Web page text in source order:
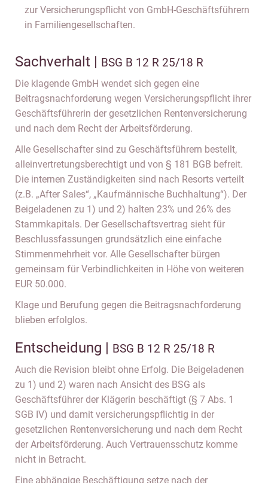
zur Versicherungspflicht von GmbH-Geschäftsführern
in Familiengesellschaften.
Sachverhalt | BSG B 12 R 25/18 R
Die klagende GmbH wendet sich gegen eine
Beitragsnachforderung wegen Versicherungspflicht ihrer
Geschäftsführerin der gesetzlichen Rentenversicherung
und nach dem Recht der Arbeitsförderung.
Alle Gesellschafter sind zu Geschäftsführern bestellt,
alleinvertretungsberechtigt und von § 181 BGB befreit.
Die internen Zuständigkeiten sind nach Resorts verteilt
(z.B. „After Sales“, „Kaufmännische Buchhaltung“). Der
Beigeladenen zu 1) und 2) halten 23% und 26% des
Stammkapitals. Der Gesellschaftsvertrag sieht für
Beschlussfassungen grundsätzlich eine einfache
Stimmenmehrheit vor. Alle Gesellschafter bürgen
gemeinsam für Verbindlichkeiten in Höhe von weiteren
EUR 50.000.
Klage und Berufung gegen die Beitragsnachforderung
blieben erfolglos.
Entscheidung | BSG B 12 R 25/18 R
Auch die Revision bleibt ohne Erfolg. Die Beigeladenen
zu 1) und 2) waren nach Ansicht des BSG als
Geschäftsführer der Klägerin beschäftigt (§ 7 Abs. 1
SGB IV) und damit versicherungspflichtig in der
gesetzlichen Rentenversicherung und nach dem Recht
der Arbeitsförderung. Auch Vertrauensschutz komme
nicht in Betracht.
Eine abhängige Beschäftigung setze nach der